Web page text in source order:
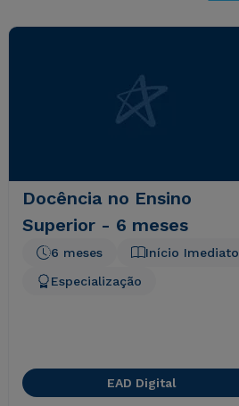
Docência no Ensino
Superior - 6 meses
Início Imediato
6 meses
Especialização
EAD Digital